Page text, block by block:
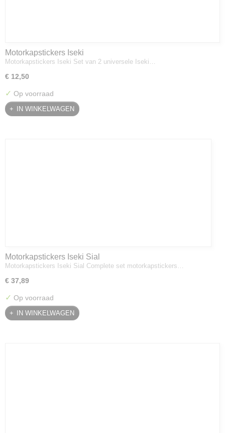
Motorkapstickers Iseki
Motorkapstickers Iseki Set van 2 universele Iseki…
€ 12,50
✓ Op voorraad
IN WINKELWAGEN
Motorkapstickers Iseki Sial
Motorkapstickers Iseki Sial Complete set motorkapstickers…
€ 37,89
✓ Op voorraad
IN WINKELWAGEN